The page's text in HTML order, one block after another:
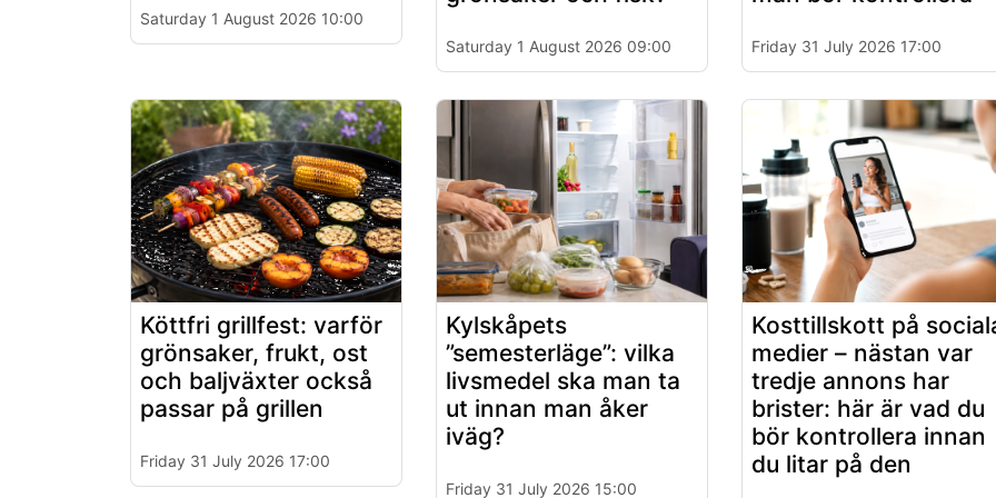
Saturday 1 August 2026 10:00
Saturday 1 August 2026 09:00 Friday 31 July 2026 17:00
Köttfri grillfest: varför
grönsaker, frukt, ost
och baljväxter också
passar på grillen
Friday 31 July 2026 17:00
Kylskåpets
”semesterläge”: vilka
livsmedel ska man ta
ut innan man åker
iväg?
Friday 31 July 2026 15:00
Kosttillskott på
medier – nästan var
tredje annons har
brister: här är vad du
bör kontrollera innan
du litar på den